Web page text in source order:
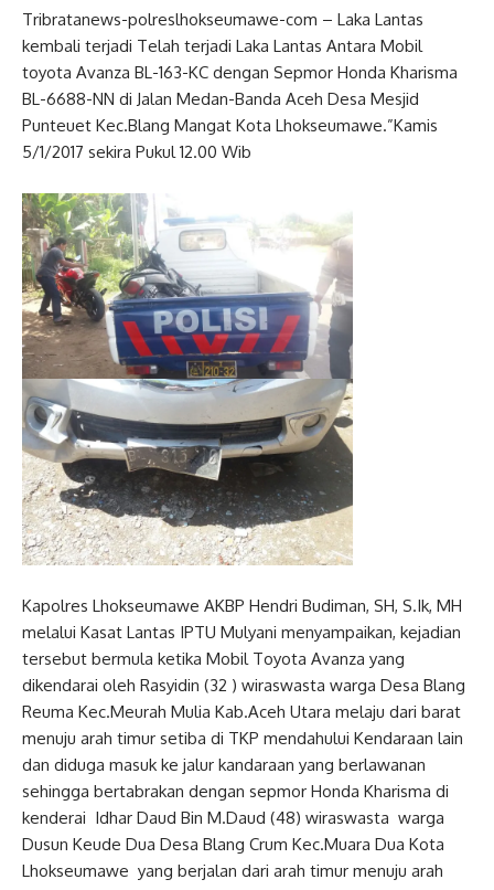
Tribratanews-polreslhokseumawe-com – Laka Lantas
kembali terjadi Telah terjadi Laka Lantas Antara Mobil
toyota Avanza BL-163-KC dengan Sepmor Honda Kharisma
BL-6688-NN di Jalan Medan-Banda Aceh Desa Mesjid
Punteuet Kec.Blang Mangat Kota Lhokseumawe.”Kamis
5/1/2017 sekira Pukul 12.00 Wib
Kapolres Lhokseumawe AKBP Hendri Budiman, SH, S.Ik, MH
melalui Kasat Lantas IPTU Mulyani menyampaikan, kejadian
tersebut bermula ketika Mobil Toyota Avanza yang
dikendarai oleh Rasyidin (32 ) wiraswasta warga Desa Blang
Reuma Kec.Meurah Mulia Kab.Aceh Utara melaju dari barat
menuju arah timur setiba di TKP mendahului Kendaraan lain
dan diduga masuk ke jalur kandaraan yang berlawanan
sehingga bertabrakan dengan sepmor Honda Kharisma di
kenderai Idhar Daud Bin M.Daud (48) wiraswasta warga
Dusun Keude Dua Desa Blang Crum Kec.Muara Dua Kota
Lhokseumawe yang berjalan dari arah timur menuju arah